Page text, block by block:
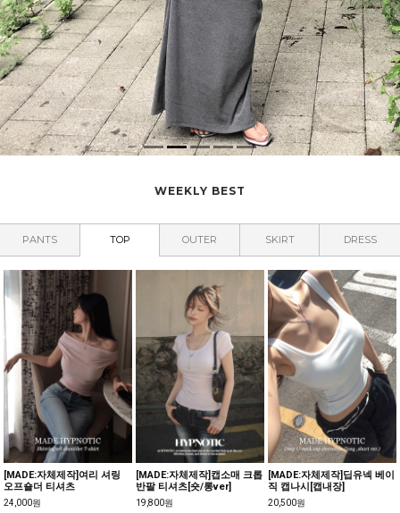
WEEKLY BEST
PANTS TOP OUTER SKIRT DRESS
[MADE:자체제작]살안타 썸머
시스루 가디건[텐셀70%,울3
0%]
베리슨 니트 살안타 가디건
24,000원
킬리치 살안타 크롭 가디건
24,000원